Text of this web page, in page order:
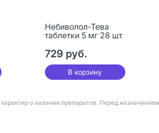
Небиволол-Тева
таблетки 5 мг 28 шт
729 руб.
В корзину
о наличии препаратов. Перед